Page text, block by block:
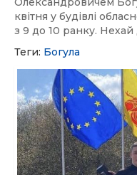
квітня у будівлі
з 9 до 10 ранку. Нехай
Теги: Богула